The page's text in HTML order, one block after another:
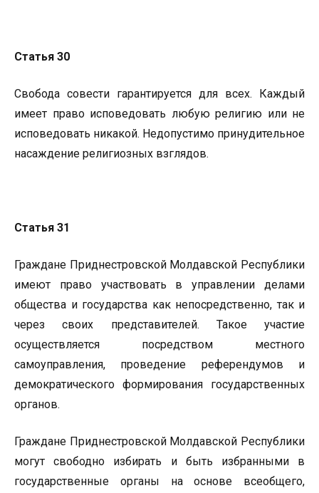
Статья 30
Свобода совести гарантируется для всех. Каждый
имеет право исповедовать любую религию или не
исповедовать никакой. Недопустимо принудительное
насаждение религиозных взглядов.
Статья 31
Граждане Приднестровской Молдавской Республики
имеют право участвовать в управлении делами
общества и государства как непосредственно, так и
через своих представителей. Такое участие
осуществляется посредством местного
самоуправления, проведение референдумов и
демократического формирования государственных
органов.
Граждане Приднестровской Молдавской Республики
могут свободно избирать и быть избранными в
государственные органы на основе всеобщего,